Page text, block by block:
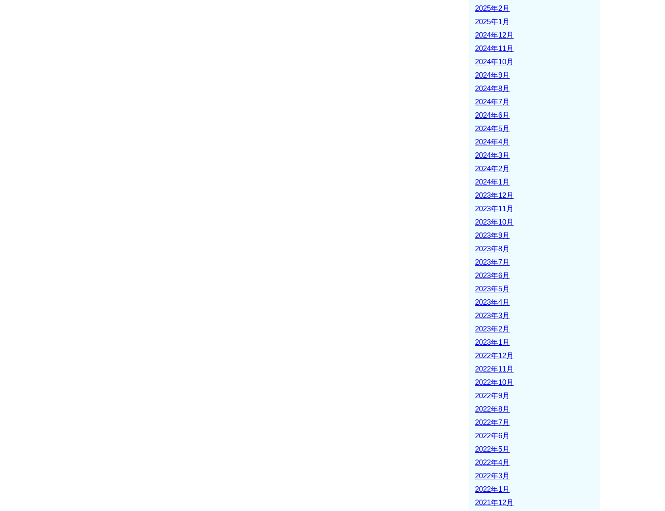
2025年2月
2025年1月
2024年12月
2024年11月
2024年10月
2024年9月
2024年8月
2024年7月
2024年6月
2024年5月
2024年4月
2024年3月
2024年2月
2024年1月
2023年12月
2023年11月
2023年10月
2023年9月
2023年8月
2023年7月
2023年6月
2023年5月
2023年4月
2023年3月
2023年2月
2023年1月
2022年12月
2022年11月
2022年10月
2022年9月
2022年8月
2022年7月
2022年6月
2022年5月
2022年4月
2022年3月
2022年1月
2021年12月